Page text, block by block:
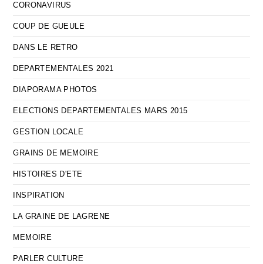
CORONAVIRUS
COUP DE GUEULE
DANS LE RETRO
DEPARTEMENTALES 2021
DIAPORAMA PHOTOS
ELECTIONS DEPARTEMENTALES MARS 2015
GESTION LOCALE
GRAINS DE MEMOIRE
HISTOIRES D'ETE
INSPIRATION
LA GRAINE DE LAGRENE
MEMOIRE
PARLER CULTURE